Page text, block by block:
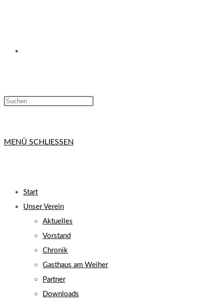
MENÜ SCHLIESSEN
Start
Unser Verein
Aktuelles
Vorstand
Chronik
Gasthaus am Weiher
Partner
Downloads